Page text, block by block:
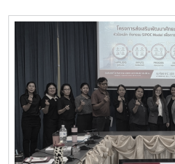
:https://www.facebook.com/
:https://